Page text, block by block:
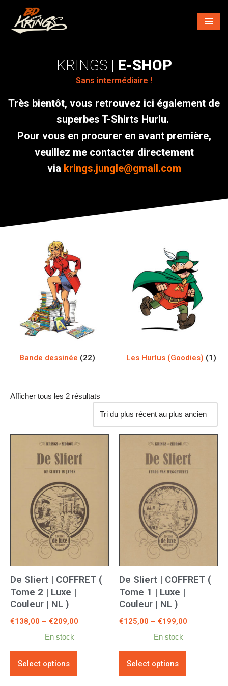
Aller
E-SHOP
Sans intermédiaire !
Très bientôt, vous retrouvez ici également de
superbes T-Shirts Hurlu.
Pour vous en procurer en avant première,
veuillez me contacter directement
via krings.jungle@gmail.com
Bande dessinée (22) Les Hurlus (Goodies) (1)
Afficher tous les 2 résultats
De Sliert | COFFRET (
Tome 2 | Luxe |
Couleur | NL )
€138,00 – €209,00
En stock
Select options
De Sliert | COFFRET (
Tome 1 | Luxe |
Couleur | NL )
€125,00 – €199,00
En stock
Select options